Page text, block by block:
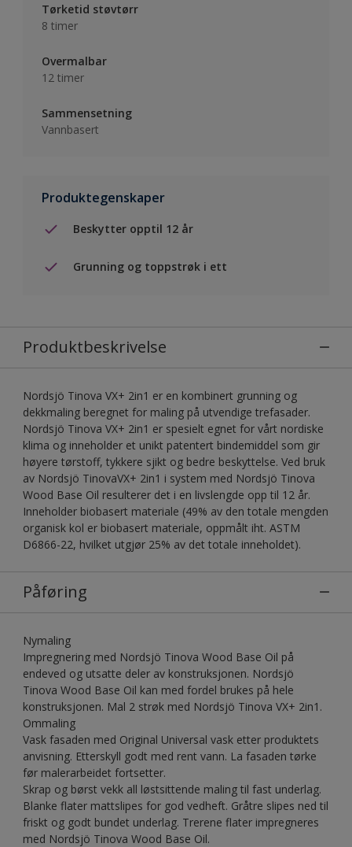
Tørketid støvtørr
8 timer
Overmalbar
12 timer
Sammensetning
Vannbasert
Produktegenskaper
Beskytter opptil 12 år
Grunning og toppstrøk i ett
Produktbeskrivelse
Nordsjö Tinova VX+ 2in1 er en kombinert grunning og
dekkmaling beregnet for maling på utvendige trefasader.
Nordsjö Tinova VX+ 2in1 er spesielt egnet for vårt nordiske
klima og inneholder et unikt patentert bindemiddel som gir
høyere tørstoff, tykkere sjikt og bedre beskyttelse. Ved bruk
av Nordsjö TinovaVX+ 2in1 i system med Nordsjö Tinova
Wood Base Oil resulterer det i en livslengde opp til 12 år.
Inneholder biobasert materiale (49% av den totale mengden
organisk kol er biobasert materiale, oppmålt iht. ASTM
D6866-22, hvilket utgjør 25% av det totale inneholdet).
Påføring
Nymaling
Impregnering med Nordsjö Tinova Wood Base Oil på
endeved og utsatte deler av konstruksjonen. Nordsjö
Tinova Wood Base Oil kan med fordel brukes på hele
konstruksjonen. Mal 2 strøk med Nordsjö Tinova VX+ 2in1.
Ommaling
Vask fasaden med Original Universal vask etter produktets
anvisning. Etterskyll godt med rent vann. La fasaden tørke
før malerarbeidet fortsetter.
Skrap og børst vekk all løstsittende maling til fast underlag.
Blanke flater mattslipes for god vedheft. Gråtre slipes ned til
friskt og godt bundet underlag. Trerene flater impregneres
med Nordsjö Tinova Wood Base Oil.